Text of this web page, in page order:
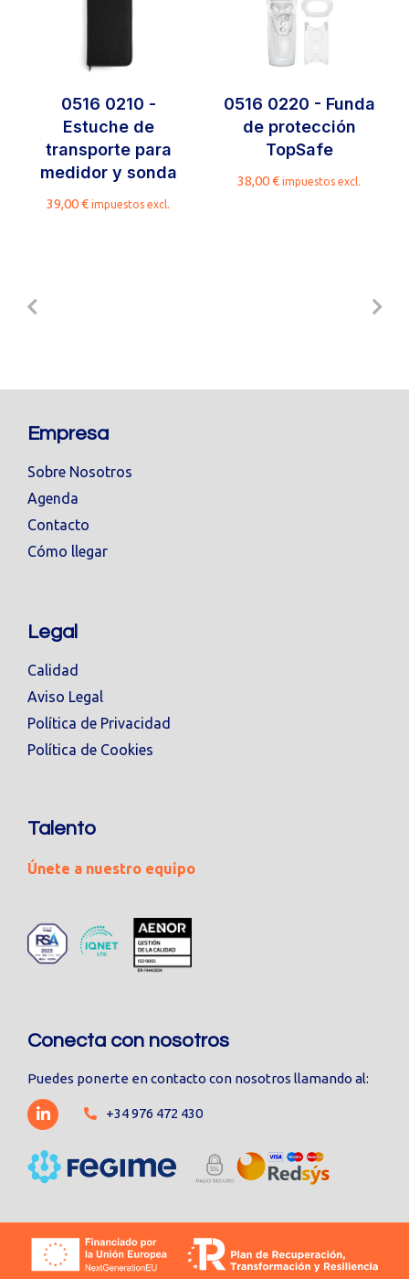
0516 0210 -
Estuche de
transporte para
medidor y sonda
39,00€ impuestos excl.
0516 0220 - Funda
de protección
TopSafe
38,00€ impuestos excl.
Empresa
Sobre Nosotros
Agenda
Contacto
Cómo llegar
Legal
Calidad
Aviso Legal
Política de Privacidad
Política de Cookies
Talento
Únete a nuestro equipo
Conecta con nosotros
Puedes ponerte en contacto con nosotros llamando al:
+34 976 472 430